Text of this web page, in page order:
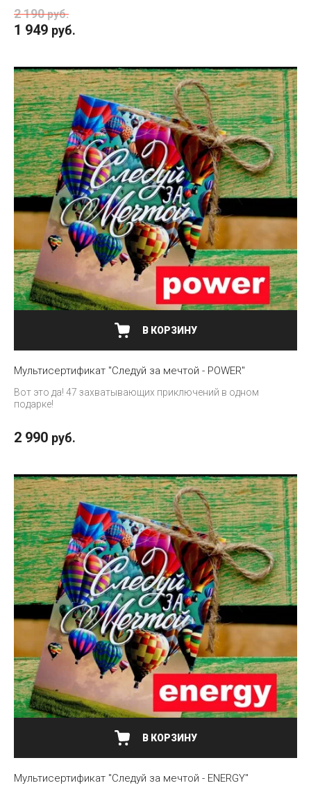
2 190 руб.
1 949 руб.
В КОРЗИНУ
Мультисертификат "Следуй за мечтой - POWER"
Вот это да! 47 захватывающих приключений в одном
подарке!
2 990 руб.
В КОРЗИНУ
Мультисертификат "Следуй за мечтой - ENERGY"